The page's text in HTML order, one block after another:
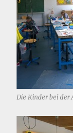
Die Kinder bei der